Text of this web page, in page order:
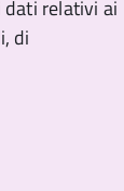
relativi ai
di